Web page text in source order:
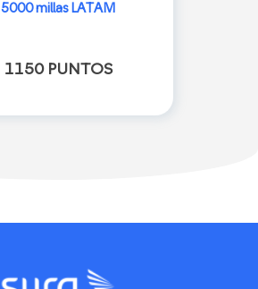
5000 millas LATAM
1150 PUNTOS